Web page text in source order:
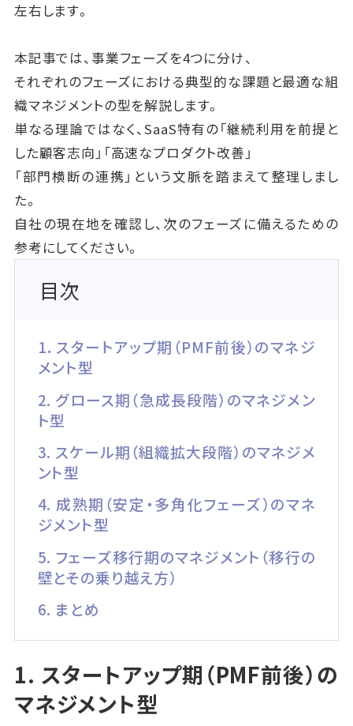
左右します。
本記事では、事業フェーズを4つに分け、
それぞれのフェーズにおける典型的な課題と最適な組
織マネジメントの型を解説します。
単なる理論ではなく、SaaS特有の「継続利用を前提と
した顧客志向」「高速なプロダクト改善」
「部門横断の連携」という文脈を踏まえて整理しまし
た。
自社の現在地を確認し、次のフェーズに備えるための
参考にしてください。
目次
1．スタートアップ期（PMF前後）のマネジ
メント型
2. グロース期（急成長段階）のマネジメン
ト型
3. スケール期（組織拡大段階）のマネジメ
ント型
4. 成熟期（安定・多角化フェーズ）のマネ
ジメント型
5. フェーズ移行期のマネジメント（移行の
壁とその乗り越え方）
6. まとめ
1. スタートアップ期（PMF前後）の
マネジメント型